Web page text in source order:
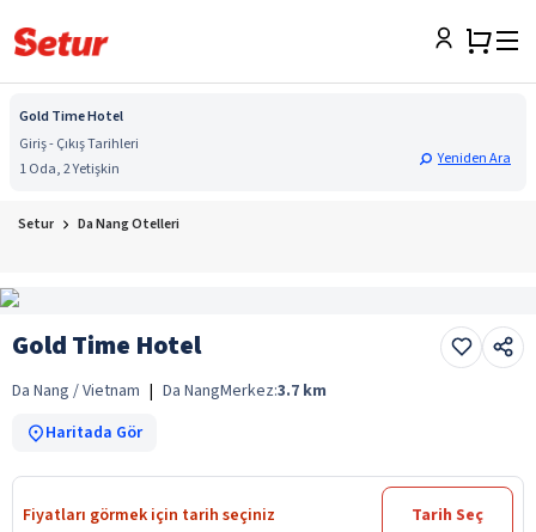
Gold Time Hotel
Giriş - Çıkış Tarihleri
1 Oda, 2 Yetişkin
Yeniden Ara
Setur Da Nang Otelleri
Gold Time Hotel
Da Nang / Vietnam | Da NangMerkez:3.7 km
Haritada Gör
Fiyatları görmek için tarih seçiniz Tarih Seç